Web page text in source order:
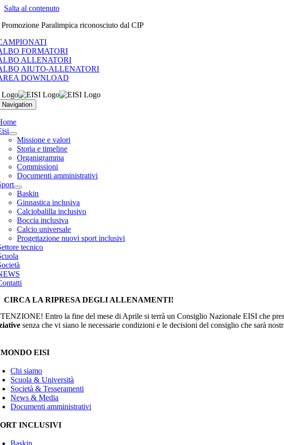
Salta al contenuto
Paralimpica riconosciuto dal CIP
FORMATORI
ALLENATORI
AIUTO-ALLENATORI
DOWNLOAD
Navigation
Missione e valori
Storia e timeline
Organigramma
Commissioni
Documenti amministrativi
Baskin
Ginnastica inclusiva
Calciobalilla inclusivo
Boccia inclusiva
Calcio universale
Progettazione nuovi sport inclusivi
tecnico
CIRCA LA RIPRESA DEGLI ALLENAMENTI!
Entro la fine del mese di Aprile si terrà un Consiglio Nazionale EISI che
senza che vi siano le necessarie condizioni e le decisioni del consiglio che sarà
EISI
Chi siamo
Scuola & Università
Società & Tesseramenti
News & Media
Documenti amministrativi
INCLUSIVI
Baskin